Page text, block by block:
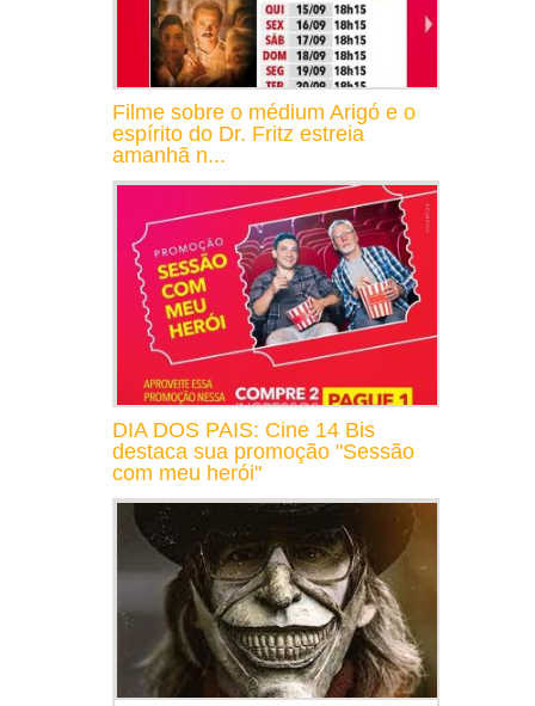
Filme sobre o médium Arigó e o
espírito do Dr. Fritz estreia
amanhã n...
DIA DOS PAIS: Cine 14 Bis
destaca sua promoção "Sessão
com meu herói"